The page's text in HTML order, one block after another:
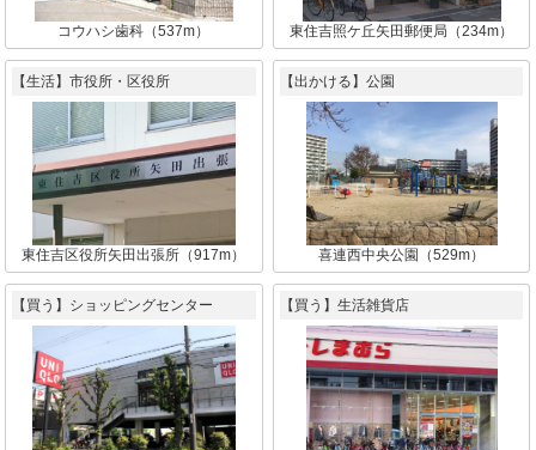
コウハシ歯科（537m） 東住吉照ケ丘矢田郵便局（234m）
【生活】市役所・区役所
東住吉区役所矢田出張所（917m）
【出かける】公園
喜連西中央公園（529m）
【買う】ショッピングセンター 【買う】生活雑貨店